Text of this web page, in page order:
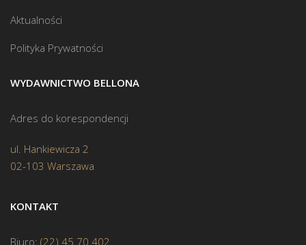
Aktualności
Polityka Prywatności
WYDAWNICTWO BELLONA
Adres do korespondencji
ul. Hankiewicza 2
02-103 Warszawa
KONTAKT
Biuro: (22) 45 70 402